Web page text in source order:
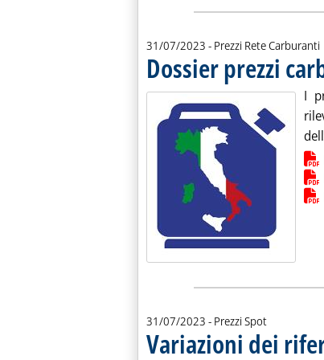
31/07/2023 - Prezzi Rete Carburanti
Dossier prezzi
I
Lista allegati PDF alla
31/07/2023 - Prezzi Spot
Variazioni dei